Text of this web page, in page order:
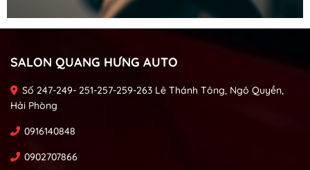
SALON QUANG HƯNG AUTO
Số 247-249- 251-257-259-263 Lê Thánh Tông, Ngô Quyền,
Hải Phòng
0916140848
0902707866